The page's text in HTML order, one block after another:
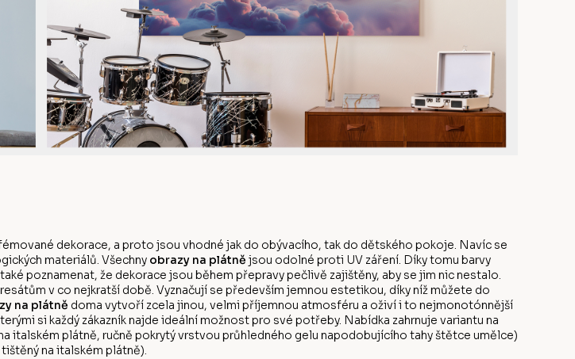
dekorace, a proto jsou vhodné jak do obývacího, tak do dětského pokoje. Navíc se
materiálů. Všechny obrazy na plátně jsou odolné proti UV záření. Díky tomu barvy
poznamenat, že dekorace jsou během přepravy pečlivě zajištěny, aby se jim nic nestalo.
v co nejkratší době. Vyznačují se především jemnou estetikou, díky níž můžete do
na plátně doma vytvoří zcela jinou, velmi příjemnou atmosféru a oživí i to nejmonotónnější
si každý zákazník najde ideální možnost pro své potřeby. Nabídka zahrnuje variantu na
italském plátně, ručně pokrytý vrstvou průhledného gelu napodobujícího tahy štětce umělce)
na italském plátně).